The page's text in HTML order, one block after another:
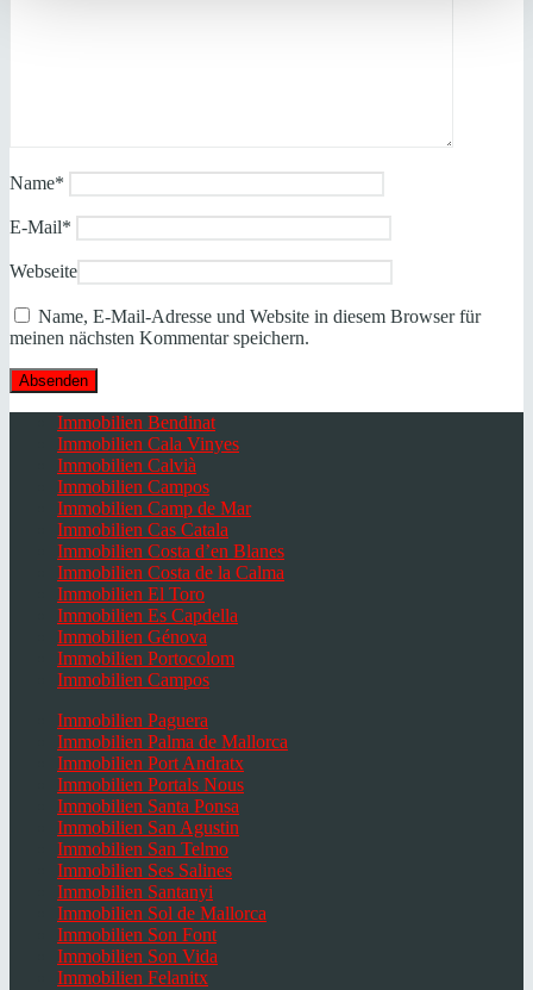
Name*
E-Mail*
Webseite
Name, E-Mail-Adresse und Website in diesem Browser für
meinen nächsten Kommentar speichern.
Immobilien Bendinat
Immobilien Cala Vinyes
Immobilien Calvià
Immobilien Campos
Immobilien Camp de Mar
Immobilien Cas Catala
Immobilien Costa d’en Blanes
Immobilien Costa de la Calma
Immobilien El Toro
Immobilien Es Capdella
Immobilien Génova
Immobilien Portocolom
Immobilien Campos
Immobilien Paguera
Immobilien Palma de Mallorca
Immobilien Port Andratx
Immobilien Portals Nous
Immobilien Santa Ponsa
Immobilien San Agustin
Immobilien San Telmo
Immobilien Ses Salines
Immobilien Santanyi
Immobilien Sol de Mallorca
Immobilien Son Font
Immobilien Son Vida
Immobilien Felanitx